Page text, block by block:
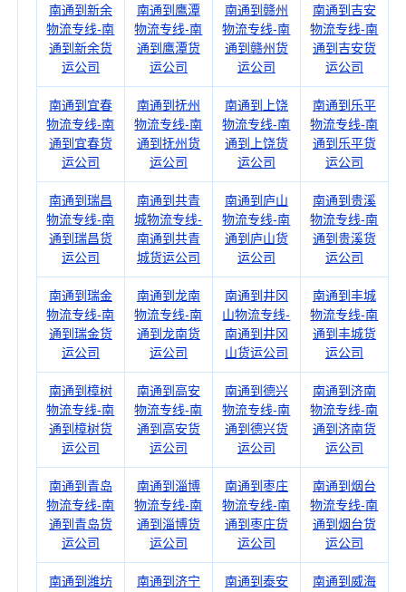
南通到新余
物流专线-南
通到新余货
运公司
南通到鹰潭
物流专线-南
通到鹰潭货
运公司
南通到赣州
物流专线-南
通到赣州货
运公司
南通到吉安
物流专线-南
通到吉安货
运公司
南通到宜春
物流专线-南
通到宜春货
运公司
南通到抚州
物流专线-南
通到抚州货
运公司
南通到上饶
物流专线-南
通到上饶货
运公司
南通到乐平
物流专线-南
通到乐平货
运公司
南通到瑞昌
物流专线-南
通到瑞昌货
运公司
南通到共青
城物流专线-
南通到共青
城货运公司
南通到庐山
物流专线-南
通到庐山货
运公司
南通到贵溪
物流专线-南
通到贵溪货
运公司
南通到瑞金
物流专线-南
通到瑞金货
运公司
南通到龙南
物流专线-南
通到龙南货
运公司
南通到井冈
山物流专线-
南通到井冈
山货运公司
南通到丰城
物流专线-南
通到丰城货
运公司
南通到樟树
物流专线-南
通到樟树货
运公司
南通到高安
物流专线-南
通到高安货
运公司
南通到德兴
物流专线-南
通到德兴货
运公司
南通到济南
物流专线-南
通到济南货
运公司
南通到青岛
物流专线-南
通到青岛货
运公司
南通到淄博
物流专线-南
通到淄博货
运公司
南通到枣庄
物流专线-南
通到枣庄货
运公司
南通到烟台
物流专线-南
通到烟台货
运公司
南通到潍坊
南通到济宁
南通到泰安
南通到威海